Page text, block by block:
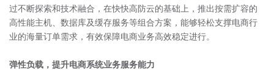
过不断探索和技术融合，在快快高防云的基础上，推出按需扩容的
高性能主机、数据库及缓存服务等组合方案，能够轻松支撑电商行
业的海量订单需求，有效保障电商业务高效稳定进行。
弹性负载，提升电商系统业务服务能力